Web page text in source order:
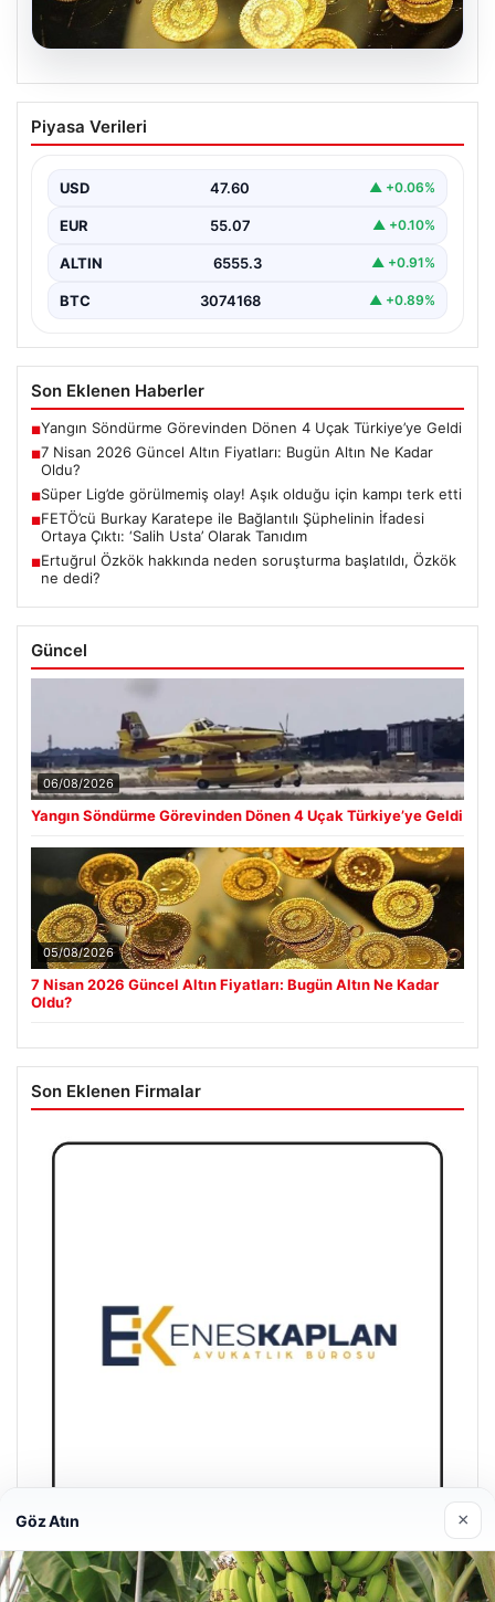
7 Nisan 2026 Güncel Altın Fiyatları:
Bugün Altın Ne Kadar Oldu?
ve jeopolitik risklerin yoğun etkisi altında dalgalı bir…
Piyasa Verileri
USD 47.60 ▲ +0.06%
EUR 55.07 ▲ +0.10%
ALTIN 6555.3 ▲ +0.91%
BTC 3074168 ▲ +0.89%
Son Eklenen Haberler
■Yangın Söndürme Görevinden Dönen 4 Uçak Türkiye’ye Geldi
■7 Nisan 2026 Güncel Altın Fiyatları: Bugün Altın Ne Kadar
Oldu?
■Süper Lig’de görülmemiş olay! Aşık olduğu için kampı terk etti
■FETÖ’cü Burkay Karatepe ile Bağlantılı Şüphelinin İfadesi
Ortaya Çıktı: ‘Salih Usta’ Olarak Tanıdım
■Ertuğrul Özkök hakkında neden soruşturma başlatıldı, Özkök
ne dedi?
Güncel
06/08/2026
Yangın Söndürme Görevinden Dönen 4 Uçak Türkiye’ye Geldi
05/08/2026
7 Nisan 2026 Güncel Altın Fiyatları: Bugün Altın Ne Kadar
Oldu?
Son Eklenen Firmalar
Enes Kaplan Avukatlık Bürosu
Göz Atın ×